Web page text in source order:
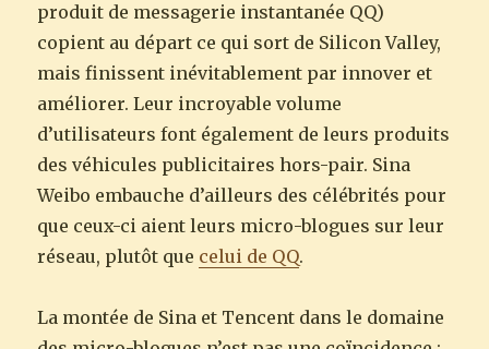
produit de messagerie instantanée QQ)
copient au départ ce qui sort de Silicon Valley,
mais finissent inévitablement par innover et
améliorer. Leur incroyable volume
d’utilisateurs font également de leurs produits
des véhicules publicitaires hors-pair. Sina
Weibo embauche d’ailleurs des célébrités pour
que ceux-ci aient leurs micro-blogues sur leur
réseau, plutôt que celui de QQ.
La montée de Sina et Tencent dans le domaine